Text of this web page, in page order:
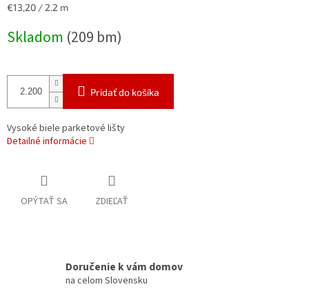
Jednotková
€13,20 / 2.2 m
Skladom (209 bm)
Pridať do košíka
Vysoké biele parketové lišty
Detailné informácie
OPÝTAŤ SA ZDIEĽAŤ
Doručenie k vám domov
na celom Slovensku